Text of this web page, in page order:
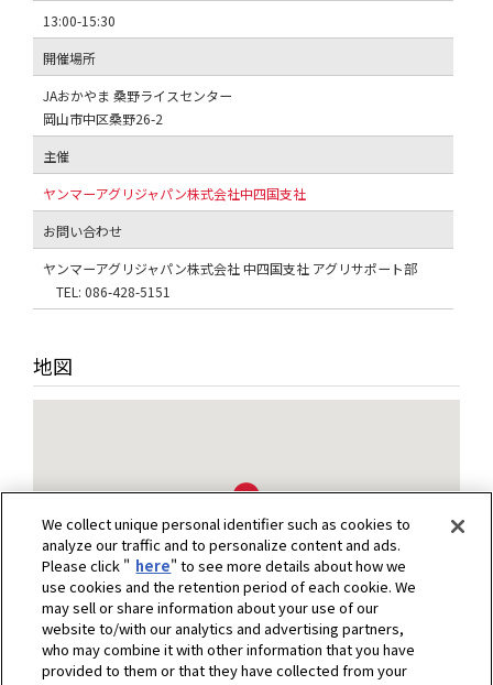
13:00-15:30
開催場所
JAおかやま 桑野ライスセンター
岡山市中区桑野26-2
主催
ヤンマーアグリジャパン株式会社中四国支社
お問い合わせ
ヤンマーアグリジャパン株式会社 中四国支社 アグリサポート部
TEL: 086-428-5151
地図
We collect unique personal identifier such as cookies to
analyze our traffic and to personalize content and ads.
Please click " here" to see more details about how we
use cookies and the retention period of each cookie. We
may sell or share information about your use of our
website to/with our analytics and advertising partners,
who may combine it with other information that you have
provided to them or that they have collected from your